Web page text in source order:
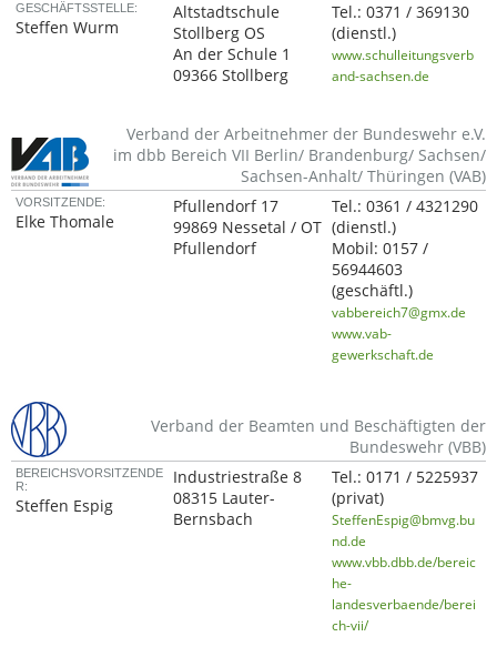
GESCHÄFTSSTELLE:
Steffen Wurm
Altstadtschule
Stollberg OS
An der Schule 1
09366 Stollberg
Tel.:0371 / 369130
(dienstl.)
www.schulleitungsverb
and-sachsen.de
Verband der Arbeitnehmer der Bundeswehr e.V.
im dbb Bereich VII Berlin/ Brandenburg/ Sachsen/
Sachsen-Anhalt/ Thüringen (VAB)
VORSITZENDE:
Elke Thomale
Pfullendorf 17
99869 Nessetal / OT
Pfullendorf
Tel.:0361 / 4321290
(dienstl.)
Mobil:0157 /
56944603
(geschäftl.)
vabbereich7@gmx.de
www.vab-
gewerkschaft.de
Verband der Beamten und Beschäftigten der
Bundeswehr (VBB)
BEREICHSVORSITZENDE
R:
Steffen Espig
Industriestraße 8
08315 Lauter-
Bernsbach
Tel.:0171 / 5225937
(privat)
SteffenEspig@bmvg.bu
nd.de
www.vbb.dbb.de/bereic
he-
landesverbaende/berei
ch-vii/